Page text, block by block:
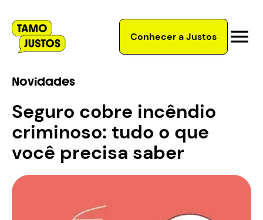
Conhecer a Justos
Novidades
Seguro cobre incêndio
criminoso: tudo o que
você precisa saber